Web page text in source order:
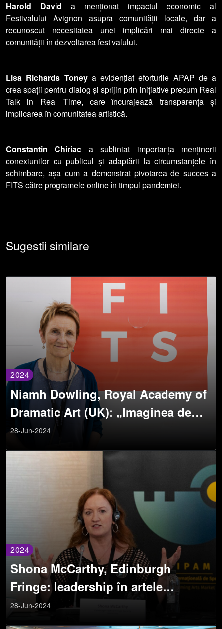
Harold David a menționat impactul economic al
Festivalului Avignon asupra comunității locale, dar a
recunoscut necesitatea unei implicări mai directe a
comunității în dezvoltarea festivalului.
Lisa Richards Toneya evidențiat eforturile APAP de a
crea spații pentru dialog și sprijin prin inițiative precum Real
Talk in Real Time, care încurajează transparența și
implicarea în comunitatea artistică.
Constantin Chiriac a subliniat importanța menținerii
conexiunilor cu publicul și adaptării la circumstanțele în
schimbare, așa cum a demonstrat pivotarea de succes a
FITS către programele online în timpul pandemiei.
Sugestii similare
2024
Niamh Dowling, Royal Academy of
Dramatic Art (UK): „Imaginea de
ansamblu pentru educația formală
este că aceasta stimulează
imaginația, gândirea creativă și
gândirea inovatoare.”
28-Jun-2024
2024
Shona McCarthy, Edinburgh
Fringe: leadership în artele
spectacolului la Festivalul
Internațional de Teatru de la Sibiu
28-Jun-2024